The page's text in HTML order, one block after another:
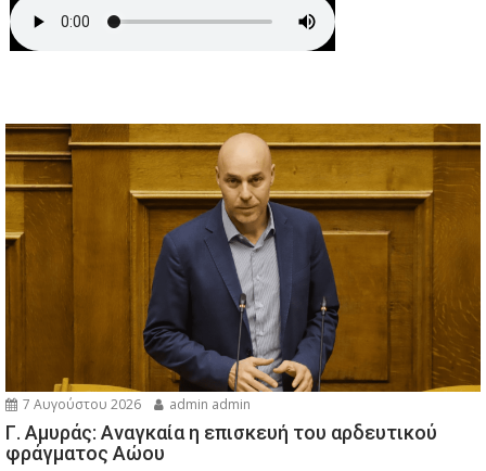
7 Αυγούστου 2026 admin admin
Γ. Αμυράς: Αναγκαία η επισκευή του αρδευτικού
φράγματος Αώου